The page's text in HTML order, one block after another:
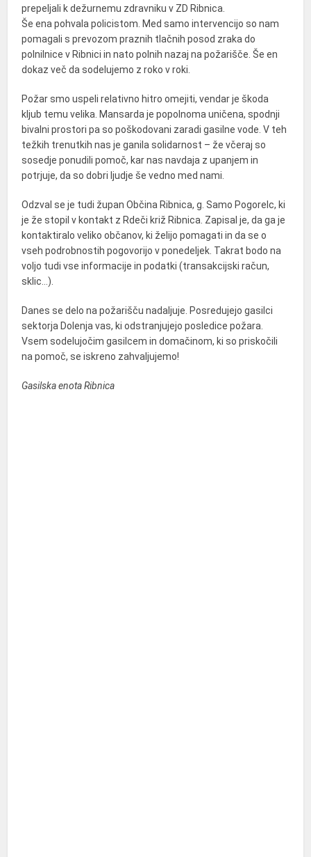
prepeljali k dežurnemu zdravniku v ZD Ribnica.
Še ena pohvala policistom. Med samo intervencijo so nam
pomagali s prevozom praznih tlačnih posod zraka do
polnilnice v Ribnici in nato polnih nazaj na požarišče. Še en
dokaz več da sodelujemo z roko v roki.
Požar smo uspeli relativno hitro omejiti, vendar je škoda
kljub temu velika. Mansarda je popolnoma uničena, spodnji
bivalni prostori pa so poškodovani zaradi gasilne vode. V teh
težkih trenutkih nas je ganila solidarnost – že včeraj so
sosedje ponudili pomoč, kar nas navdaja z upanjem in
potrjuje, da so dobri ljudje še vedno med nami.
Odzval se je tudi župan Občina Ribnica, g. Samo Pogorelc, ki
je že stopil v kontakt z Rdeči križ Ribnica. Zapisal je, da ga je
kontaktiralo veliko občanov, ki želijo pomagati in da se o
vseh podrobnostih pogovorijo v ponedeljek. Takrat bodo na
voljo tudi vse informacije in podatki (transakcijski račun,
sklic…).
Danes se delo na požarišču nadaljuje. Posredujejo gasilci
sektorja Dolenja vas, ki odstranjujejo posledice požara.
Vsem sodelujočim gasilcem in domačinom, ki so priskočili
na pomoč, se iskreno zahvaljujemo!
Gasilska enota Ribnica